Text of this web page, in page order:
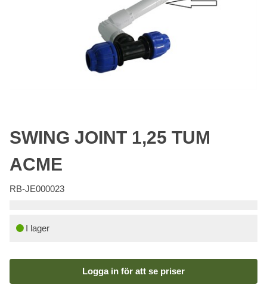
SWING JOINT 1,25 TUM
ACME
RB-JE000023
I lager
Logga in för att se priser